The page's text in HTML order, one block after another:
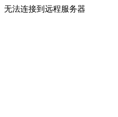
无法连接到远程服务器